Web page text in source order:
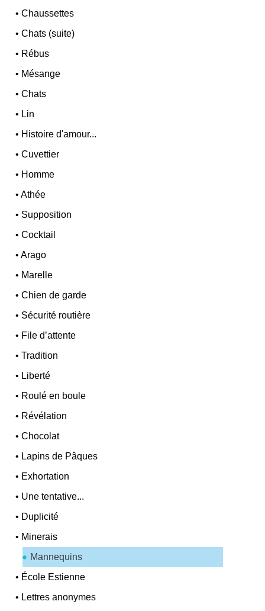
•Chaussettes
•Chats (suite)
• Rébus
• Mésange
•Chats
• Lin
• Histoire d'amour...
•Cuvettier
• Homme
•Athée
• Supposition
•Cocktail
•Arago
• Marelle
•Chien de garde
• Sécurité routière
• File d’attente
•Tradition
• Liberté
• Roulé en boule
• Révélation
•Chocolat
• Lapins de Pâques
• Exhortation
• Une tentative...
• Duplicité
• Minerais
Mannequins
• École Estienne
• Lettres anonymes